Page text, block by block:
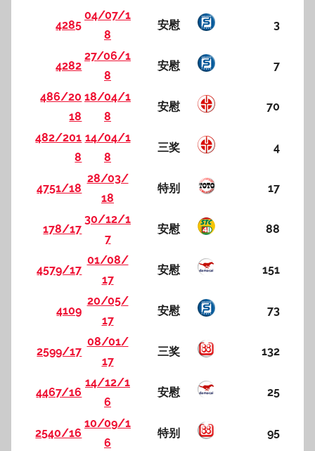
4285
04/07/1
8
安慰 3
4282
27/06/1
8
安慰 7
486/20
18
18/04/1
8
安慰 70
482/201
8
14/04/1
8
三奖 4
4751/18
28/03/
18
特别 17
178/17
30/12/1
7
安慰 88
4579/17
01/08/
17
安慰 151
4109
20/05/
17
安慰 73
2599/17
08/01/
17
三奖 132
4467/16
14/12/1
6
安慰 25
2540/16
10/09/1
6
特别 95